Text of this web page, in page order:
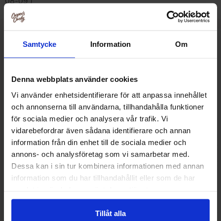
Samtycke Information Om
Denna webbplats använder cookies
Vi använder enhetsidentifierare för att anpassa innehållet
och annonserna till användarna, tillhandahålla funktioner
för sociala medier och analysera vår trafik. Vi
vidarebefordrar även sådana identifierare och annan
information från din enhet till de sociala medier och
annons- och analysföretag som vi samarbetar med.
Dessa kan i sin tur kombinera informationen med annan
information som du har tillhandahållit eller som de har
Tillåt alla
Muut pitivät
Läkerol Dents Menthol 36g